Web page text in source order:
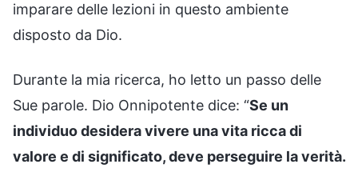
imparare delle lezioni in questo ambiente
disposto da Dio.
Durante la mia ricerca, ho letto un passo delle
Sue parole. Dio Onnipotente dice: “Se un
individuo desidera vivere una vita ricca di
valore e di significato, deve perseguire la verità.